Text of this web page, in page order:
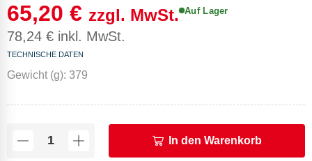
65,20 € zzgl. MwSt.
78,24 € inkl. MwSt.
Auf Lager
TECHNISCHE DATEN
Gewicht (g): 379
In den Warenkorb